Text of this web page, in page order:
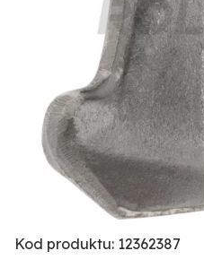
Kod produktu: 12362387